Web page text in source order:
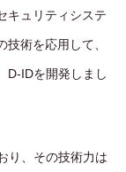
キュリティシステ
術を応用して、
D-IDを開発しまし
り、その技術力は